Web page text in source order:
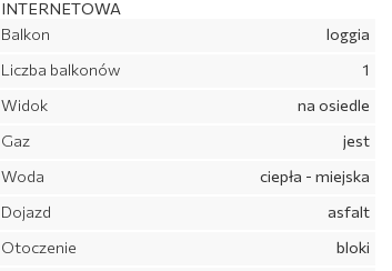
INTERNETOWA
Balkon
loggia
Liczba balkonów
1
Widok
na osiedle
Gaz
jest
Woda
ciepła - miejska
Dojazd
asfalt
Otoczenie
bloki